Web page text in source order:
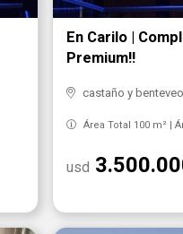
En Carilo |
Premium!!
castaño y
Área Total 100 m² |
usd